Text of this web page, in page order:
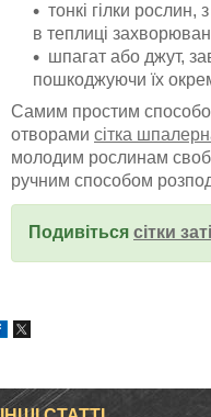
тонкі гілки
в теплиці
шпагат або джут,
пошкоджуючи їх
Самим простим
отворами сітка
молодим рослинам
ручним способом
Подивіться сітки